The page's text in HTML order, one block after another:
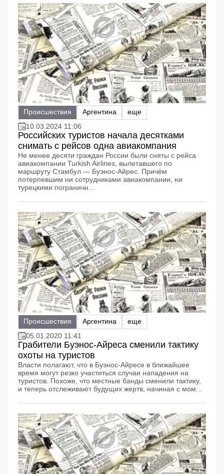
Происшествия Аргентина
еще
10.03.2024 11:06
Российских туристов начала десятками
снимать с рейсов одна авиакомпания
Не менее десяти граждан России были сняты с рейса
авиакомпании Turkish Airlines, вылетавшего по
маршруту Стамбул — Буэнос-Айрес. Причём
потерпевшим ни сотрудниками авиакомпании, ни
турецкими пограничн...
Происшествия Аргентина
еще
05.01.2020 11:41
Грабители Буэнос-Айреса сменили тактику
охоты на туристов
Власти полагают, что в Буэнос-Айресе в ближайшее
время могут резко участиться случаи нападения на
туристов. Похоже, что местные банды сменили тактику,
и теперь отслеживают будущих жертв, начиная с мом...